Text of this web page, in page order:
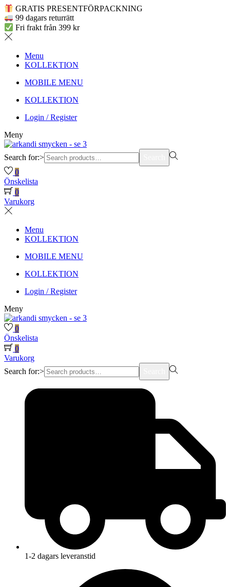
GRATIS PRESENTFÖRPACKNING
99 dagars returrätt
Fri frakt från 399 kr
Menu
KOLLEKTION
MOBILE MENU
KOLLEKTION
Login / Register
Meny
Search for:>
0
Önskelista
0
Varukorg
Menu
KOLLEKTION
MOBILE MENU
KOLLEKTION
Login / Register
Meny
0
Önskelista
0
Varukorg
Search for:>
1-2 dagars leveranstid